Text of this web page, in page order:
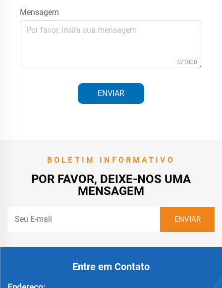
Mensagem
0/1000
ENVIAR
BOLETIM INFORMATIVO
POR FAVOR, DEIXE-NOS UMA
MENSAGEM
Entre em Contato